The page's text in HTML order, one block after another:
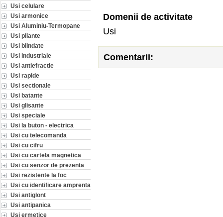
Usi celulare
Usi armonice
Usi Aluminiu-Termopane
Usi pliante
Usi blindate
Usi industriale
Usi antiefractie
Usi rapide
Usi sectionale
Usi batante
Usi glisante
Usi speciale
Usi la buton - electrica
Usi cu telecomanda
Usi cu cifru
Usi cu cartela magnetica
Usi cu senzor de prezenta
Usi rezistente la foc
Usi cu identificare amprenta
Usi antiglont
Usi antipanica
Usi ermetice
Domenii de activitate
Usi
Comentarii: